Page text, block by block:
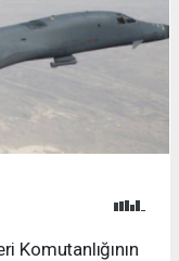
Komutanlığının